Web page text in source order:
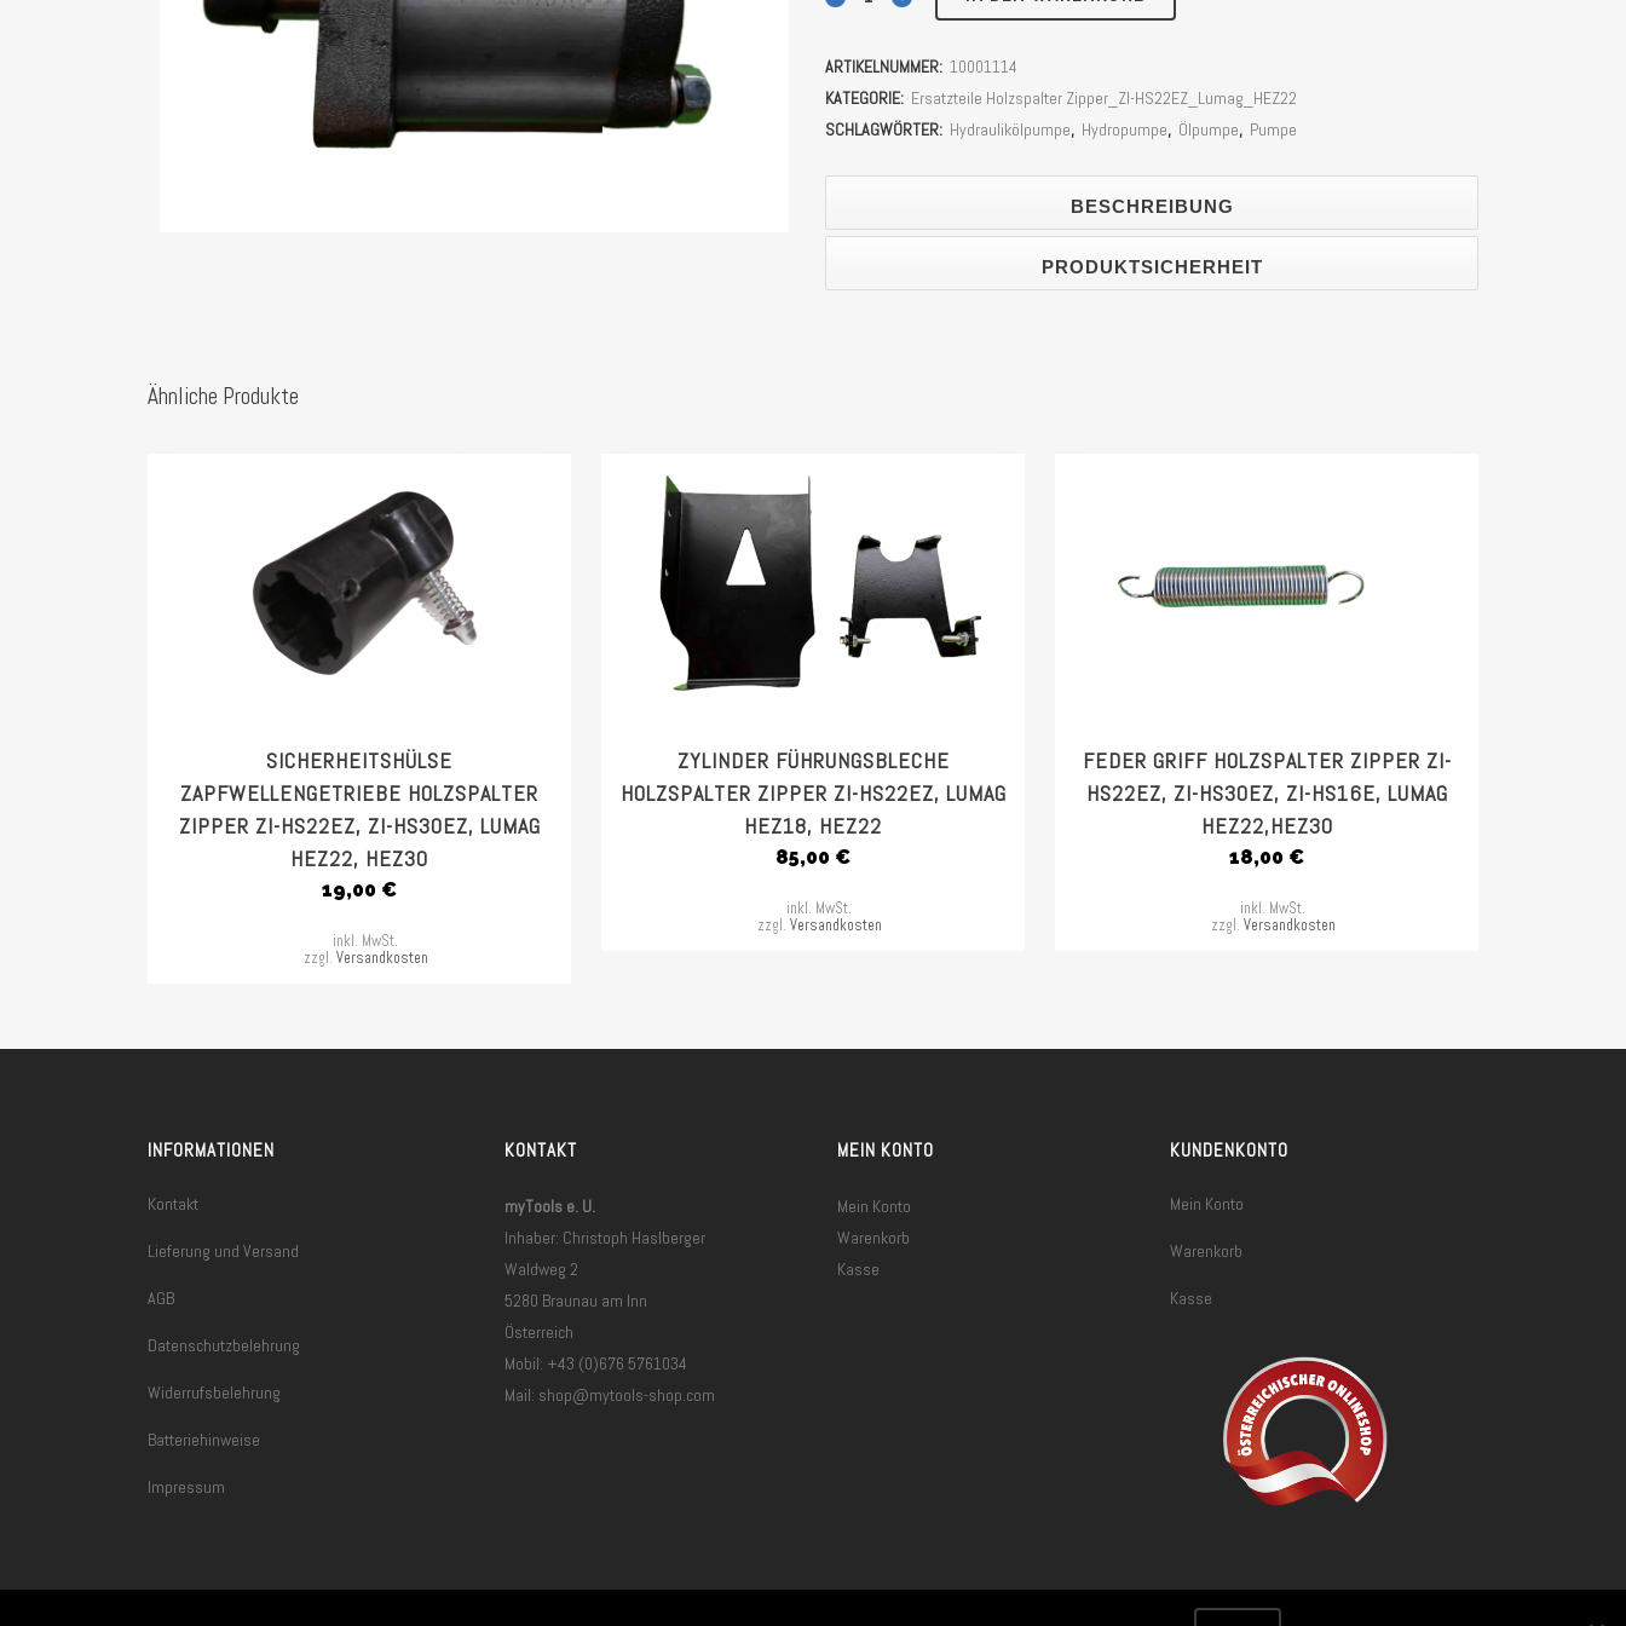
Zipper
ZI-
ARTIKELNUMMER: 10001114
KATEGORIE: Ersatzteile Holzspalter Zipper_ZI-HS22EZ_Lumag_HEZ22
SCHLAGWÖRTER: Hydraulikölpumpe, Hydropumpe, Ölpumpe, Pumpe
BESCHREIBUNG
PRODUKTSICHERHEIT
Ähnliche Produkte
SICHERHEITSHÜLSE
ZAPFWELLENGETRIEBE HOLZSPALTER
ZIPPER ZI-HS22EZ, ZI-HS30EZ, LUMAG
HEZ22, HEZ30
19,00 €
inkl. MwSt.
zzgl. Versandkosten
ZYLINDER FÜHRUNGSBLECHE
HOLZSPALTER ZIPPER ZI-HS22EZ, LUMAG
HEZ18, HEZ22
85,00 €
inkl. MwSt.
zzgl. Versandkosten
FEDER GRIFF HOLZSPALTER ZIPPER ZI-
HS22EZ, ZI-HS30EZ, ZI-HS16E, LUMAG
HEZ22,HEZ30
18,00 €
inkl. MwSt.
zzgl. Versandkosten
INFORMATIONEN
Kontakt
Lieferung und Versand
AGB
Datenschutzbelehrung
Widerrufsbelehrung
Batteriehinweise
Impressum
KONTAKT
myTools e. U.
Inhaber: Christoph Haslberger
Waldweg 2
5280 Braunau am Inn
Österreich
Mobil: +43 (0)676 5761034
Mail: shop@mytools-shop.com
MEIN KONTO
Mein Konto
Warenkorb
Kasse
KUNDENKONTO
Mein Konto
Warenkorb
Kasse